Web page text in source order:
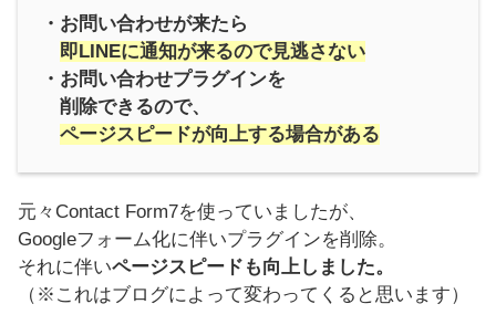
・お問い合わせが来たら
即LINEに通知が来るので見逃さない
・お問い合わせプラグインを
削除できるので、
ページスピードが向上する場合がある
元々Contact Form7を使っていましたが、
Googleフォーム化に伴いプラグインを削除。
それに伴いページスピードも向上しました。
（※これはブログによって変わってくると思います）